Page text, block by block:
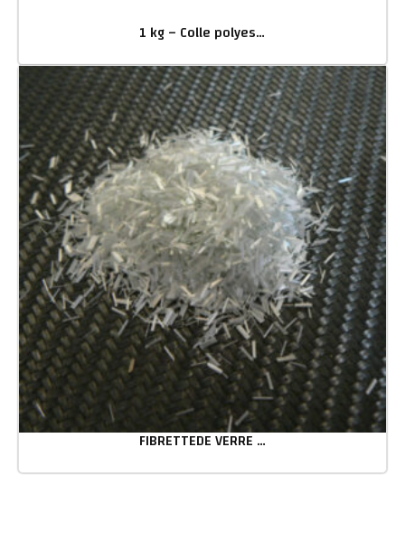
1 kg – Colle polyester armée de fibres
FIBRETTEDE VERRE COUPEES